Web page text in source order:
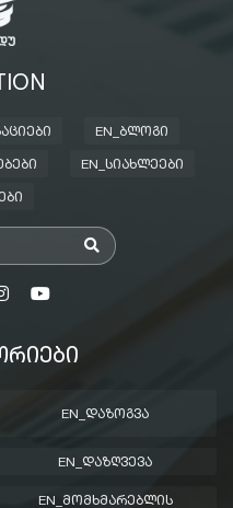
EN_ᲑᲚᲝᲒᲘ
EN_ᲡᲘᲐᲮᲚᲔᲔᲑᲘ
EN_ᲓᲐᲖᲝᲒᲕᲐ
EN_ᲓᲐᲖᲦᲕᲔᲕᲐ
EN_ᲛᲝᲛᲮᲛᲐᲠᲔᲑᲚᲘᲡ